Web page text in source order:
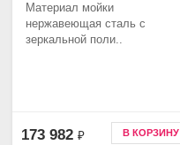
Материал мойки
нержавеющая сталь с
зеркальной поли..
173 982 ₽ В КОРЗИНУ